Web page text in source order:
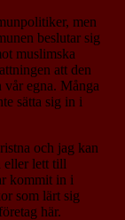
men
beslutar sig
muslimska
att den
egna. Många
sätta sig in i
och jag kan
eller lett till
kommit in i
som lärt sig
här.